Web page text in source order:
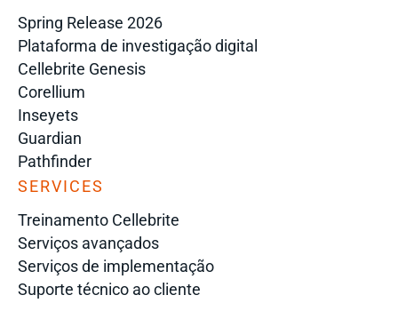
Spring Release 2026
Plataforma de investigação digital
Cellebrite Genesis
Corellium
Inseyets
Guardian
Pathfinder
SERVICES
Treinamento Cellebrite
Serviços avançados
Serviços de implementação
Suporte técnico ao cliente